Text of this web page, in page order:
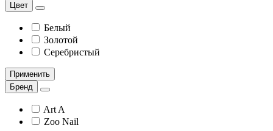
Цвет
Белый
Золотой
Серебристый
Применить
Бренд
Art A
Zoo Nail